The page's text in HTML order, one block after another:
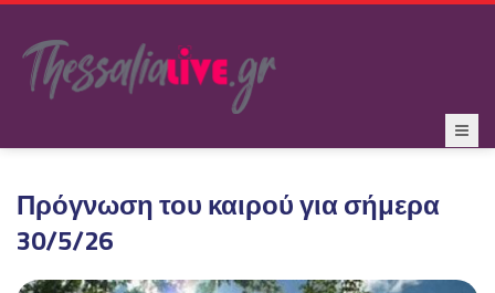
Πρόγνωση του καιρού για σήμερα
30/5/26